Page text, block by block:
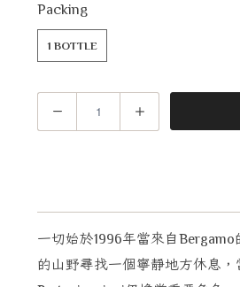
Packing
1 BOTTLE
一切始於1996年當來自Bergamo
的山野尋找一個寧靜地方休息